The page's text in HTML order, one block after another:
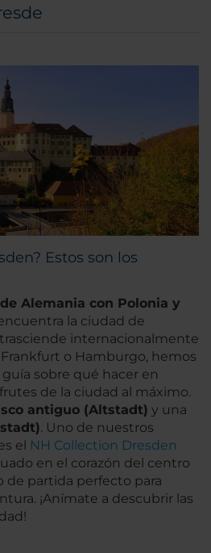
Estos son los
Alemania con Polonia y
la ciudad de
internacionalmente
o Hamburgo, hemos
sobre qué hacer en
de la ciudad al máximo.
antiguo (Altstadt) y una
. Uno de nuestros
el NH Collection Dresden
en el corazón del centro
de partida perfecto para
¡Anímate a descubrir las